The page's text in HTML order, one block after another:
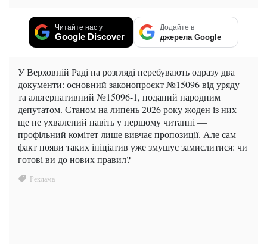
Читайте нас у
Google Discover
Додайте в
джерела Google
У Верховній Раді на розгляді перебувають одразу два
документи: основний законопроєкт №15096 від уряду
та альтернативний №15096-1, поданий народним
депутатом. Станом на липень 2026 року жоден із них
ще не ухвалений навіть у першому читанні —
профільний комітет лише вивчає пропозиції. Але сам
факт появи таких ініціатив уже змушує замислитися: чи
готові ви до нових правил?